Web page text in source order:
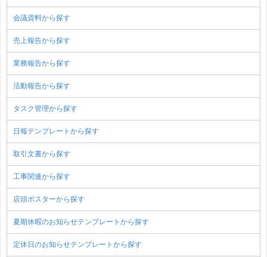
会議資料から探す
売上報告から探す
業務報告から探す
活動報告から探す
タスク管理から探す
日報テンプレートから探す
取引文書から探す
工事関連から探す
店頭ポスターから探す
夏期休暇のお知らせテンプレートから探す
定休日のお知らせテンプレートから探す